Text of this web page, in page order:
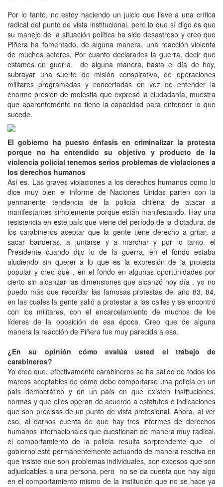
Por lo tanto, no estoy haciendo un juicio que lleve a una crítica
radical del punto de vista institucional, pero lo que sí digo es que
su manejo de la situación política ha sido desastroso y creo que
Piñera ha fomentado, de alguna manera, una reacción violenta
de muchos actores. Por cuanto declararles la guerra, decir que
estamos en guerra, de alguna manera, hasta el día de hoy,
subrayar una suerte de misión conspirativa, de operaciones
militares programadas y concertadas en vez de entender la
enorme presión de molestia que expresó la ciudadanía, muestra
que aparentemente no tiene la capacidad para entender lo que
sucede.
El gobierno ha puesto énfasis en criminalizar la protesta
porque no ha entendido su objetivo y producto de la
violencia policial tenemos serios problemas de violaciones a
los derechos humanos
Así es. Las graves violaciones a los derechos humanos como lo
dice muy bien el informe de Naciones Unidas parten con la
permanente tendencia de la policía chilena de atacar a
manifestantes simplemente porque están manifestando. Hay una
resistencia en este país que viene del período de la dictadura, de
los carabineros aceptar que la gente tiene derecho a gritar, a
sacar banderas, a juntarse y a marchar y por lo tanto, el
Presidente cuando dijo lo de la guerra, en el fondo estaba
aludiendo sin querer a lo que es la expresión de la protesta
popular y creo que , en el fondo en algunas oportunidades por
cierto sin alcanzar las dimensiones que alcanzó hoy día , yo no
puedo más que recordar las famosas protestas del año 83, 84,
en las cuales la gente salió a protestar a las calles y se encontró
con los militares, con el encarcelamiento de muchos de los
líderes de la oposición de esa época. Creo que de alguna
manera la reacción de Piñera fue muy parecida a esa.
¿En su opinión cómo evalúa usted el trabajo de
carabineros?
Yo creo que, efectivamente carabineros se ha salido de todos los
marcos aceptables de cómo debe comportarse una policía en un
país democrático y en un país en que existen instituciones,
normas y que ellos operan de acuerdo a estatutos e indicaciones
que son precisas de un punto de vista profesional. Ahora, al ver
eso, al darnos cuenta de que hay tres informes de derechos
humanos internacionales que cuestionan de manera muy radical,
el comportamiento de la policía resulta sorprendente que el
gobierno esté permanentemente actuando de manera reactiva en
que insiste que son problemas individuales, son excesos que son
adjudicables a una persona, pero no se da cuenta que hay algo
en el comportamiento mismo de la institución que no se hace ya